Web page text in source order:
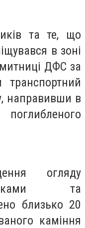
та те, що
в зоні
митниці ДФС за
направивши в
огляду
та
близько 20
каміння